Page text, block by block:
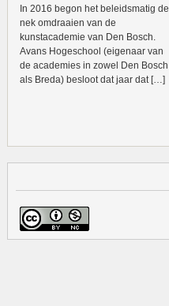
In 2016 begon het beleidsmatig de
nek omdraaien van de
kunstacademie van Den Bosch.
Avans Hogeschool (eigenaar van
de academies in zowel Den Bosch
als Breda) besloot dat jaar dat […]